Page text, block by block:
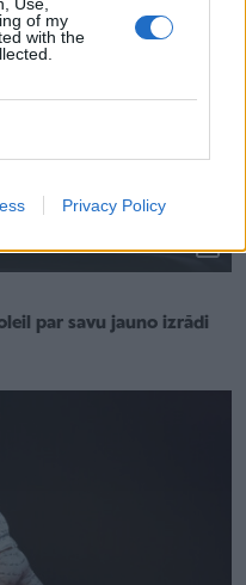
of my
with the
Privacy Policy
par savu jauno izrādi